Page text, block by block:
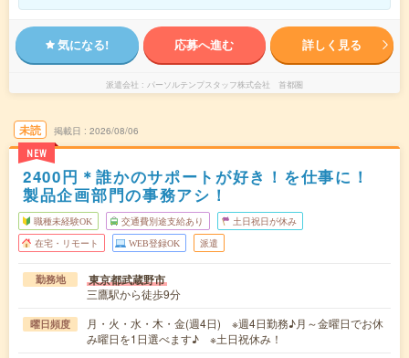
気になる! 応募へ進む 詳しく見る
派遣会社 パーソルテンプスタッフ株式会社 首都圏
未読
NEW
掲載日 2026/08/06
2400円＊誰かのサポートが好き！を仕事に！
製品企画部門の事務アシ！
職種未経験OK 交通費別途支給あり 土日祝日が休み
在宅・リモート WEB登録OK 派遣
勤務地 東京都武蔵野市
三鷹駅から徒歩9分
曜日頻度
月・火・水・木・金(週4日) ※週4日勤務♪月～金曜日でお休
み曜日を1日選べます♪ ※土日祝休み！